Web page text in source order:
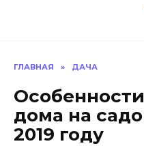
ГЛАВНАЯ » ДАЧА
дома на
2019 году